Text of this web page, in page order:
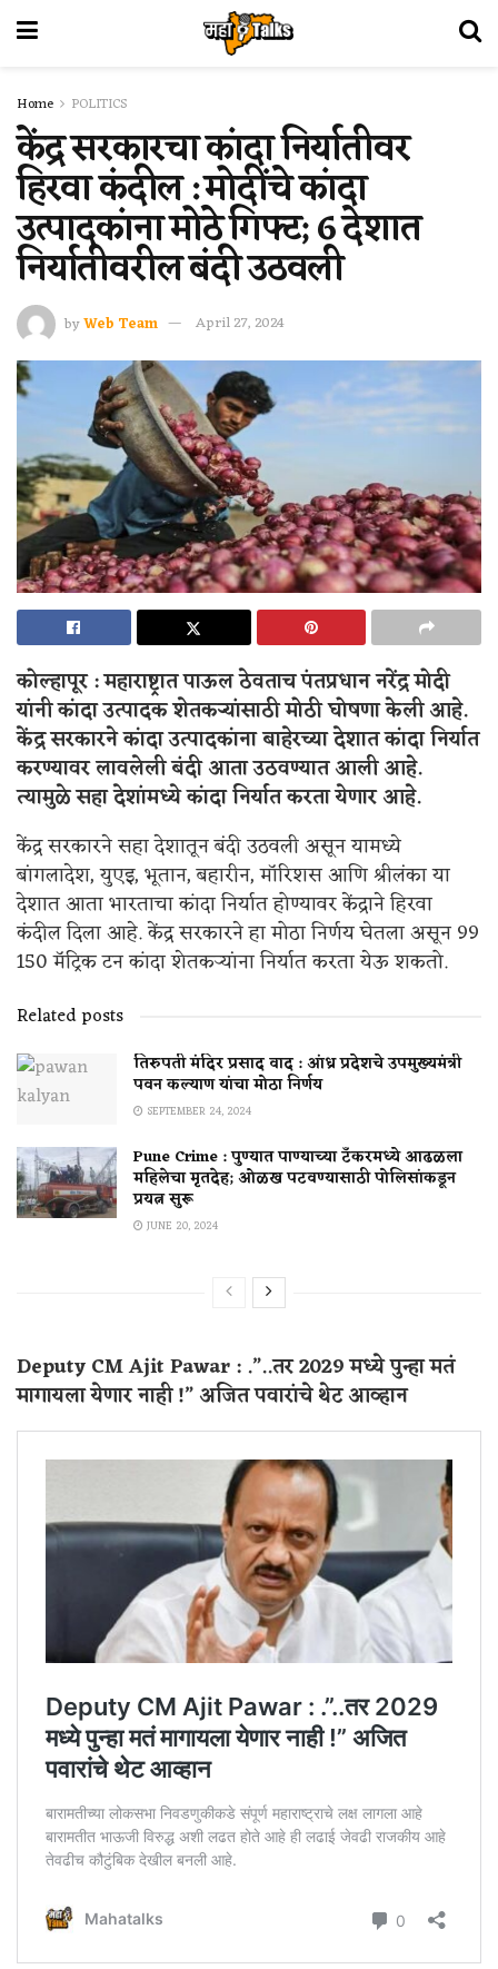
Home POLITICS
केंद्र सरकारचा कांदा निर्यातीवर
हिरवा कंदील : मोदींचे कांदा
उत्पादकांना मोठे गिफ्ट; 6 देशात
निर्यातीवरील बंदी उठवली
byWeb Team April 27, 2024
कोल्हापूर : महाराष्ट्रात पाऊल ठेवताच पंतप्रधान नरेंद्र मोदी
यांनी कांदा उत्पादक शेतकऱ्यांसाठी मोठी घोषणा केली आहे.
केंद्र सरकारने कांदा उत्पादकांना बाहेरच्या देशात कांदा निर्यात
करण्यावर लावलेली बंदी आता उठवण्यात आली आहे.
त्यामुळे सहा देशांमध्ये कांदा निर्यात करता येणार आहे.
केंद्र सरकारने सहा देशातून बंदी उठवली असून यामध्ये
बांगलादेश, युएइ, भूतान, बहारीन, मॉरिशस आणि श्रीलंका या
देशात आता भारताचा कांदा निर्यात होण्यावर केंद्राने हिरवा
कंदील दिला आहे. केंद्र सरकारने हा मोठा निर्णय घेतला असून 99
150 मॅट्रिक टन कांदा शेतकऱ्यांना निर्यात करता येऊ शकतो.
Related posts
तिरुपती मंदिर प्रसाद वाद : आंध्र प्रदेशचे उपमुख्यमंत्री
पवन कल्याण यांचा मोठा निर्णय
SEPTEMBER 24, 2024
Pune Crime : पुण्यात पाण्याच्या टँकरमध्ये आढळला
महिलेचा मृतदेह; ओळख पटवण्यासाठी पोलिसांकडून
प्रयत्न सुरू
JUNE 20, 2024
Deputy CM Ajit Pawar : .”..तर 2029 मध्ये पुन्हा मतं
मागायला येणार नाही !” अजित पवारांचे थेट आव्हान